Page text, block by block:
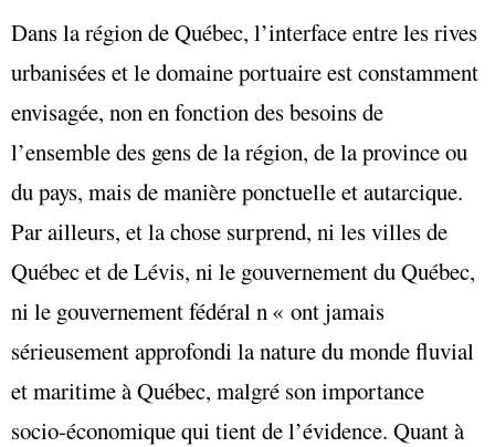
Dans la région de Québec, l’interface entre les rives
urbanisées et le domaine portuaire est constamment
envisagée, non en fonction des besoins de
l’ensemble des gens de la région, de la province ou
du pays, mais de manière ponctuelle et autarcique.
Par ailleurs, et la chose surprend, ni les villes de
Québec et de Lévis, ni le gouvernement du Québec,
ni le gouvernement fédéral n « ont jamais
sérieusement approfondi la nature du monde fluvial
et maritime à Québec, malgré son importance
socio-économique qui tient de l’évidence. Quant à